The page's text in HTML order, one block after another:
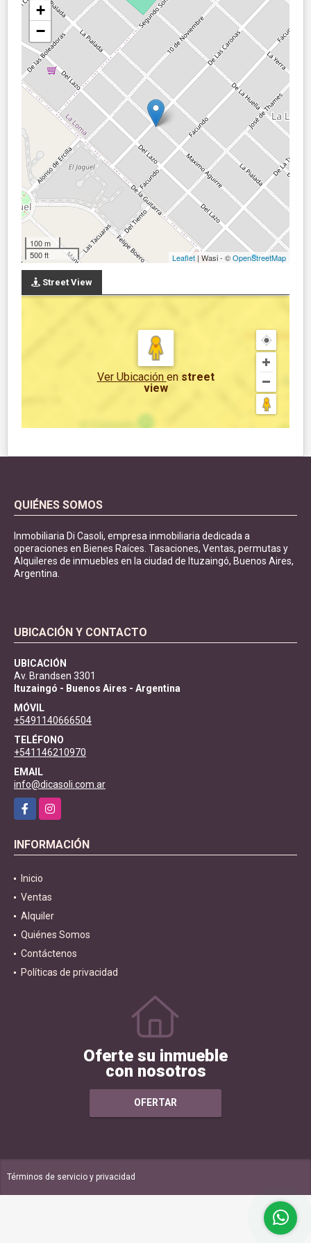
+
−
100 m
500 ft
Leaflet| Wasi - ©OpenStreetMap
Street View
Ver Ubicación en street
view
QUIÉNES SOMOS
Inmobiliaria Di Casoli, empresa inmobiliaria dedicada a
operaciones en Bienes Raíces. Tasaciones, Ventas, permutas y
Alquileres de inmuebles en la ciudad de Ituzaingó, Buenos Aires,
Argentina.
UBICACIÓN Y CONTACTO
UBICACIÓN
Av. Brandsen 3301
Ituzaingó - Buenos Aires - Argentina
MÓVIL
+5491140666504
TELÉFONO
+541146210970
EMAIL
info@dicasoli.com.ar
FacebookInstagram
INFORMACIÓN
Inicio
Ventas
Alquiler
Quiénes Somos
Contáctenos
Políticas de privacidad
Oferte su inmueble
con nosotros
OFERTAR
Términos de servicio y privacidad